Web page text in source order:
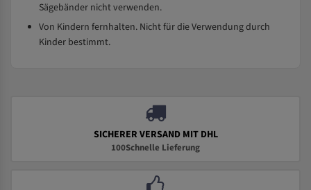
Sägebänder nicht verwenden.
Von Kindern fernhalten. Nicht für die Verwendung durch
Kinder bestimmt.
SICHERER VERSAND MIT DHL
100Schnelle Lieferung